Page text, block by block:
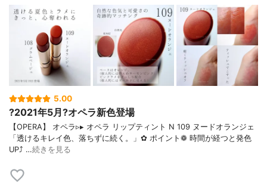
5.00
?2021年5月?オペラ新色登場
【OPERA】 オペラ▹▸ オペラ リップティント N 109 ヌードオランジェ
「透けるキレイ色、落ちずに続く。」✿ ポイント❁︎ 時間が経つと発色
UP⤴ …続きを見る